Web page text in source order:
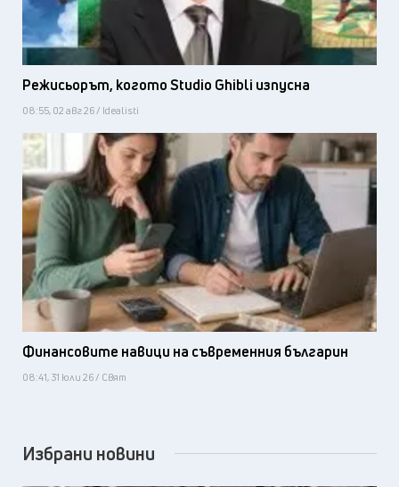
Режисьорът, когото Studio Ghibli изпусна
08:55, 02 авг 26 / Idealisti
Финансовите навици на съвременния българин
08:41, 31 юли 26 / Свят
Избрани новини